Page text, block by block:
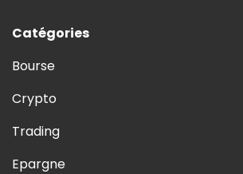
Catégories
Bourse
Crypto
Trading
Epargne